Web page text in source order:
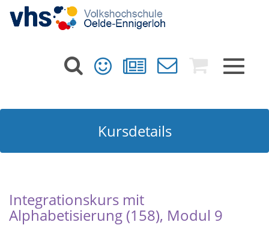
Toggle
Kursdetails
Integrationskurs mit
Alphabetisierung (158), Modul 9